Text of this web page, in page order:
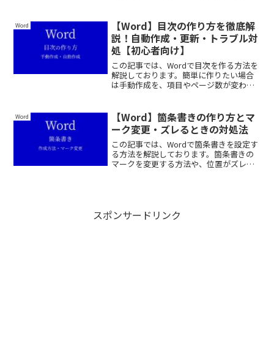
Word
【Word】目次の作り方を徹底解
説！自動作成・更新・トラブル対
処【初心者向け】
この記事では、Wordで目次を作る方法を
解説しております。簡単に作りたい場合
は手動作成を、項目やページ数が変わる
で、ぜひ最後まで読んでいってくださ
い。
Word
【Word】箇条書きの作り方とマ
ーク変更・ズレるときの対処法
この記事では、Wordで箇条書きを設定す
る方法を解説しております。箇条書きの
マークを変更する方法や、位置がズレた
スポンサードリンク